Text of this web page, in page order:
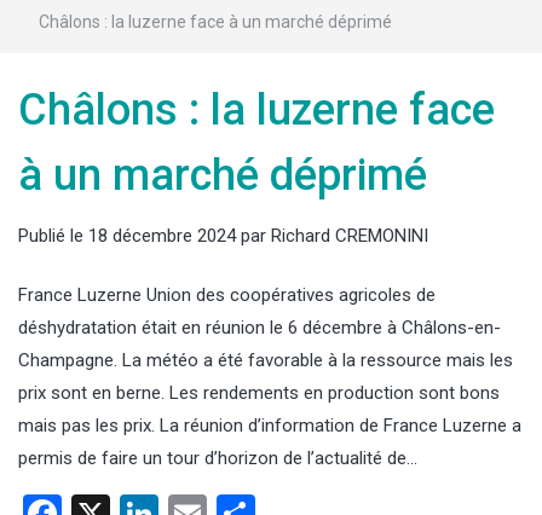
Châlons : la luzerne face à un marché déprimé
Châlons : la luzerne face
à un marché déprimé
Publié le 18 décembre 2024par Richard CREMONINI
France Luzerne Union des coopératives agricoles de
déshydratation était en réunion le 6 décembre à Châlons-en-
Champagne. La météo a été favorable à la ressource mais les
prix sont en berne. Les rendements en production sont bons
mais pas les prix. La réunion d’information de France Luzerne a
permis de faire un tour d’horizon de l’actualité de…